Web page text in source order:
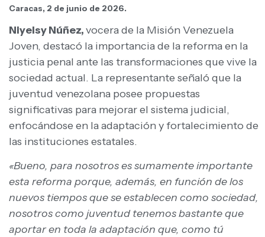
Caracas, 2 de junio de 2026.
Niyelsy Núñez,vocera de la Misión Venezuela
Joven, destacó la importancia de la reforma en la
justicia penal ante las transformaciones que vive la
sociedad actual. La representante señaló que la
juventud venezolana posee propuestas
significativas para mejorar el sistema judicial,
enfocándose en la adaptación y fortalecimiento de
las instituciones estatales.
«Bueno, para nosotros es sumamente importante
esta reforma porque, además, en función de los
nuevos tiempos que se establecen como sociedad,
nosotros como juventud tenemos bastante que
aportar en toda la adaptación que, como tú